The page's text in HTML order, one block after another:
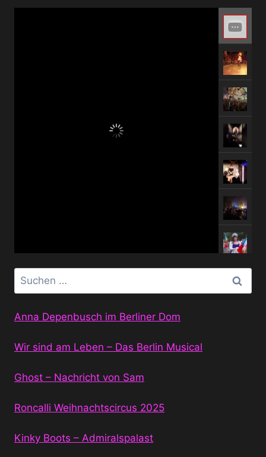
Suchen
nach:
Anna Depenbusch im Berliner Dom
Wir sind am Leben – Das Berlin Musical
Ghost – Nachricht von Sam
Roncalli Weihnachtscircus 2025
Kinky Boots – Admiralspalast